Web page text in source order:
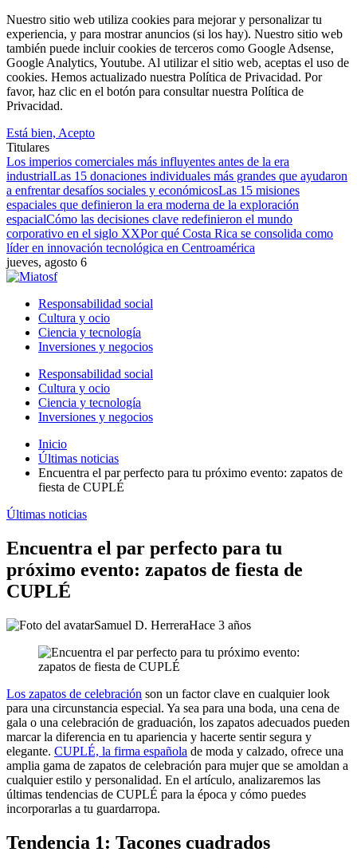
Nuestro sitio web utiliza cookies para mejorar y personalizar tu
experiencia, y para mostrar anuncios (si los hay). Nuestro sitio web
también puede incluir cookies de terceros como Google Adsense,
Google Analytics, Youtube. Al utilizar el sitio web, aceptas el uso de
cookies. Hemos actualizado nuestra Política de Privacidad. Por
favor, haz clic en el botón para consultar nuestra Política de
Privacidad.
Está bien, Acepto
Titulares
Los imperios comerciales más influyentes antes de la era
industrialLas 15 donaciones individuales más grandes que ayudaron
a enfrentar desafíos sociales y económicosLas 15 misiones
espaciales que definieron la era moderna de la exploración
espacialCómo las decisiones clave redefinieron el mundo
corporativo en el siglo XXPor qué Costa Rica se consolida como
líder en innovación tecnológica en Centroamérica
jueves, agosto 6
Responsabilidad social
Cultura y ocio
Ciencia y tecnología
Inversiones y negocios
Responsabilidad social
Cultura y ocio
Ciencia y tecnología
Inversiones y negocios
Inicio
Últimas noticias
Encuentra el par perfecto para tu próximo evento: zapatos de
fiesta de CUPLÉ
Últimas noticias
Encuentra el par perfecto para tu
próximo evento: zapatos de fiesta de
CUPLÉ
Samuel D. HerreraHace 3 años
Los zapatos de celebración son un factor clave en cualquier look
para una circunstancia especial. Ya sea para una boda, una cena de
gala o una celebración de graduación, los zapatos adecuados pueden
marcar la diferencia en tu apariencia y hacerte sentir segura y
elegante. CUPLÉ, la firma española de moda y calzado, ofrece una
amplia gama de zapatos de celebración para mujer que se amoldan a
cualquier estilo y personalidad. En el artículo, analizaremos las
últimas tendencias de CUPLÉ para la época y cómo puedes
incorporarlas a tu guardarropa.
Tendencia 1: Tacones cuadrados